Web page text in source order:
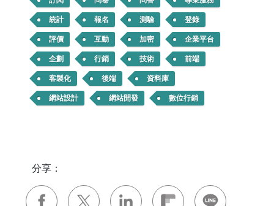
統計
報名 測驗
登錄
評價
互動 加密
企業平台
企劃
行銷 技術
前端
客製化
後端
資料庫
網站設計
網站開發 數位行銷
分享：